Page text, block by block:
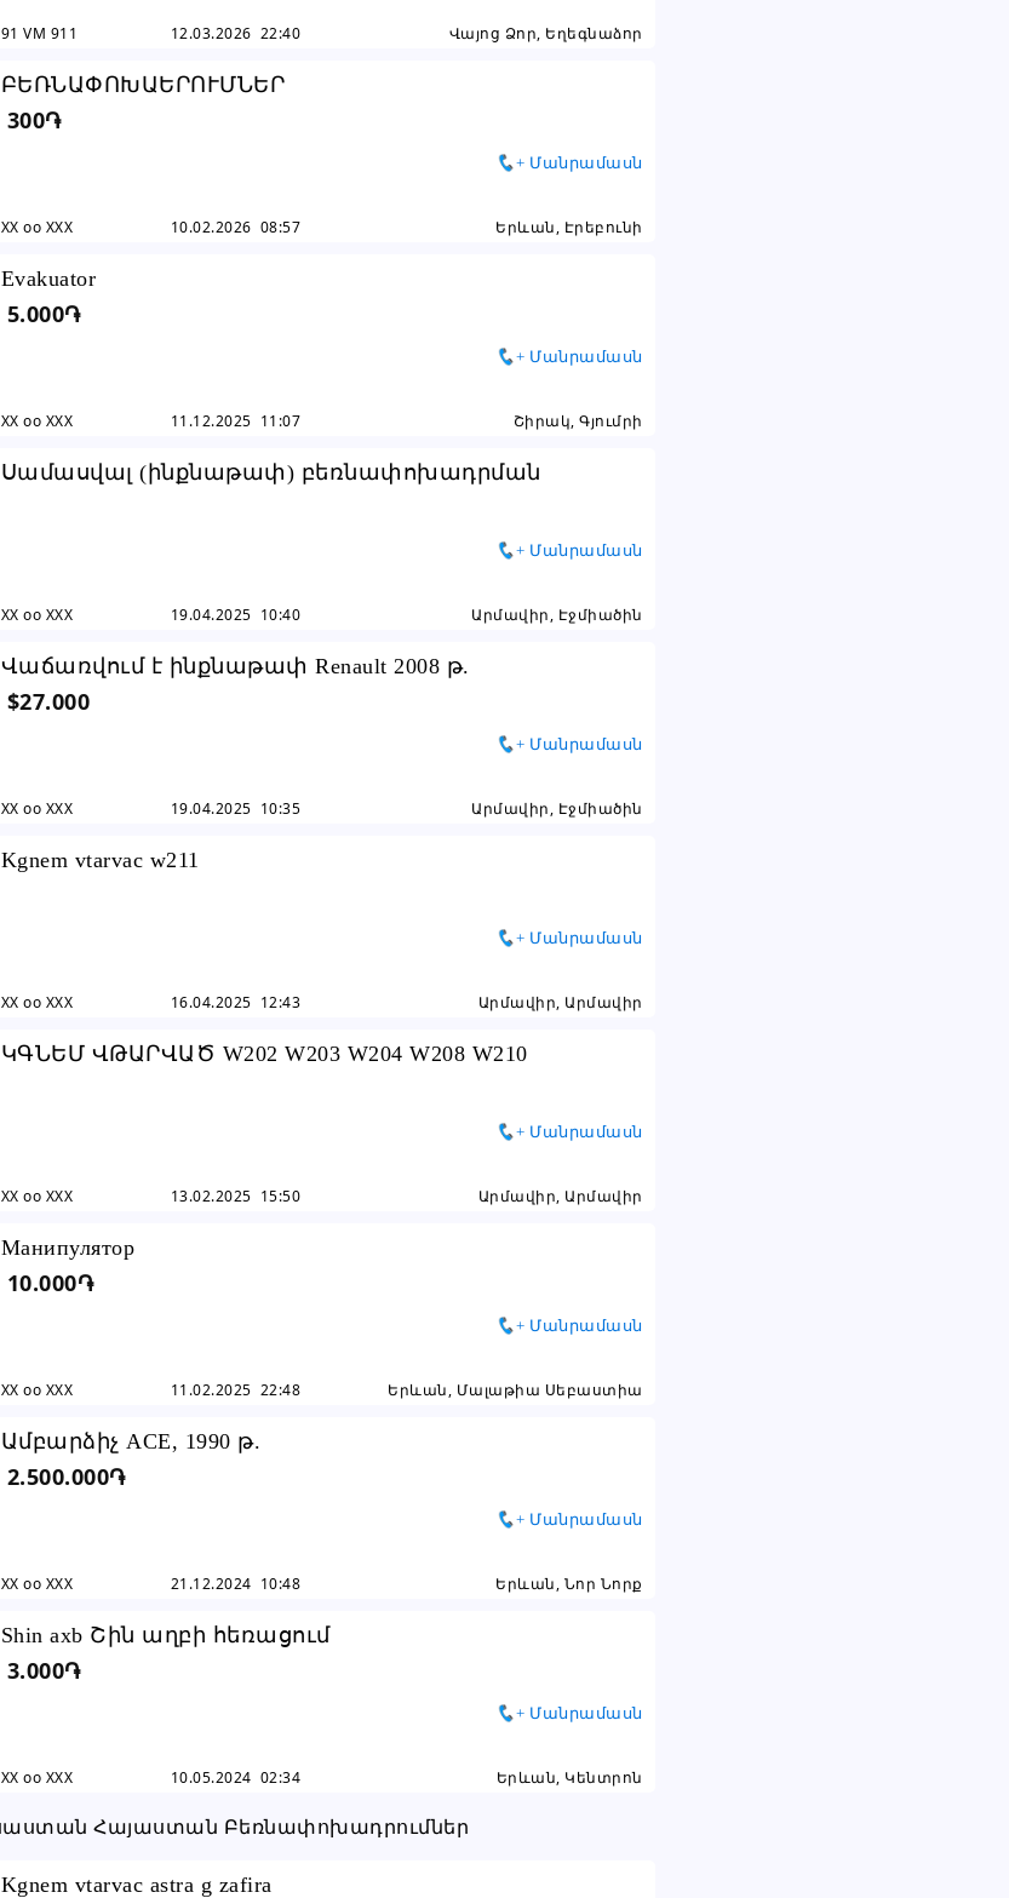
91 VM 911 12.03.2026 22:40 Վայոց Ձոր, Եղեգնաձոր
ԲԵՌՆԱՓՈԽԱԵՐՈՒՄՆԵՐ
300֏
+ Մանրամասն
XX oo XXX 10.02.2026 08:57 Երևան, Էրեբունի
Evakuator
5.000֏
+ Մանրամասն
XX oo XXX 11.12.2025 11:07 Շիրակ, Գյումրի
Սամասվալ (ինքնաթափ) բեռնափոխադրման
+ Մանրամասն
XX oo XXX 19.04.2025 10:40 Արմավիր, Էջմիածին
Վաճառվում է ինքնաթափ Renault 2008 թ.
$27.000
+ Մանրամասն
XX oo XXX 19.04.2025 10:35 Արմավիր, Էջմիածին
Kgnem vtarvac w211
+ Մանրամասն
XX oo XXX 16.04.2025 12:43 Արմավիր, Արմավիր
ԿԳՆԵՄ ՎԹԱՐՎԱԾ W202 W203 W204 W208 W210
+ Մանրամասն
XX oo XXX 13.02.2025 15:50 Արմավիր, Արմավիր
Манипулятор
10.000֏
+ Մանրամասն
XX oo XXX 11.02.2025 22:48 Երևան, Մալաթիա Սեբաստիա
Ամբարձիչ ACE, 1990 թ.
2.500.000֏
+ Մանրամասն
XX oo XXX 21.12.2024 10:48 Երևան, Նոր Նորք
Shin axb Շին աղբի հեռացում
3.000֏
+ Մանրամասն
XX oo XXX 10.05.2024 02:34 Երևան, Կենտրոն
Kgnem vtarvac astra g zafira